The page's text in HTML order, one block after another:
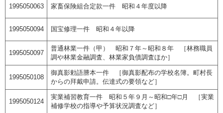
1995050063 家畜保険組合定款一件 昭和４年度以降
1995050094 国宝修理一件 昭和４年以降
1995050097
普通林業一件（甲） 昭和７年～昭和８年 ［林務職員
調や林業金融調査、林業家負債調査ほか］
1995050108
御真影勅語謄本一件 ［御真影配布の学校名簿。町村長
からの拜戴申請。伝達式の要領など］
1995050124
実業補習教育一件 昭和５年９月～昭和□年□月 ［実業
補修学校の指導や予算状況調査など］